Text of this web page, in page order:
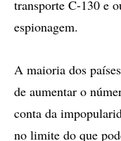
transporte C-130 e
espionagem.
A maioria dos
de aumentar o
conta da
no limite do que